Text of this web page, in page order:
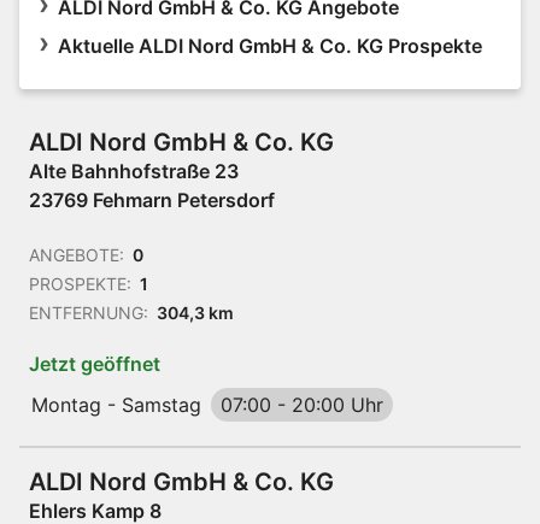
ALDI Nord GmbH & Co. KG Angebote
Aktuelle ALDI Nord GmbH & Co. KG Prospekte
ALDI Nord GmbH & Co. KG
Alte Bahnhofstraße 23
23769 Fehmarn Petersdorf
ANGEBOTE: 0
PROSPEKTE: 1
ENTFERNUNG: 304,3 km
Jetzt geöffnet
Montag - Samstag
07:00 - 20:00 Uhr
ALDI Nord GmbH & Co. KG
Ehlers Kamp 8